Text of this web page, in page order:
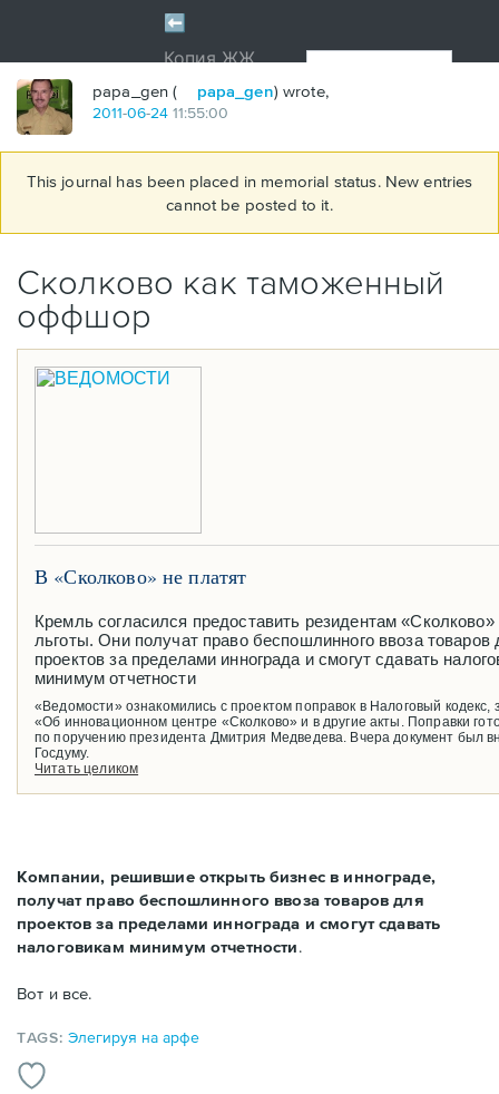
papa_gen ( papa_gen) wrote,
2011-06-24 11:55:00
This journal has been placed in memorial status. New entries
cannot be posted to it.
Сколково как таможенный
оффшор
В «Сколково» не платят
Кремль согласился предоставить резидентам
льготы. Они получат право беспошлинного ввоза товаров
проектов за пределами иннограда и смогут сдавать
минимум отчетности
«Ведомости» ознакомились с проектом поправок в Налоговый кодекс,
«Об инновационном центре «Сколково» и в другие акты. Поправки
по поручению президента Дмитрия Медведева. Вчера документ был
Госдуму.
Читать целиком
Компании, решившие открыть бизнес в иннограде,
получат право беспошлинного ввоза товаров для
проектов за пределами иннограда и смогут сдавать
налоговикам минимум отчетности.
Вот и все.
TAGS:Элегируя на арфе